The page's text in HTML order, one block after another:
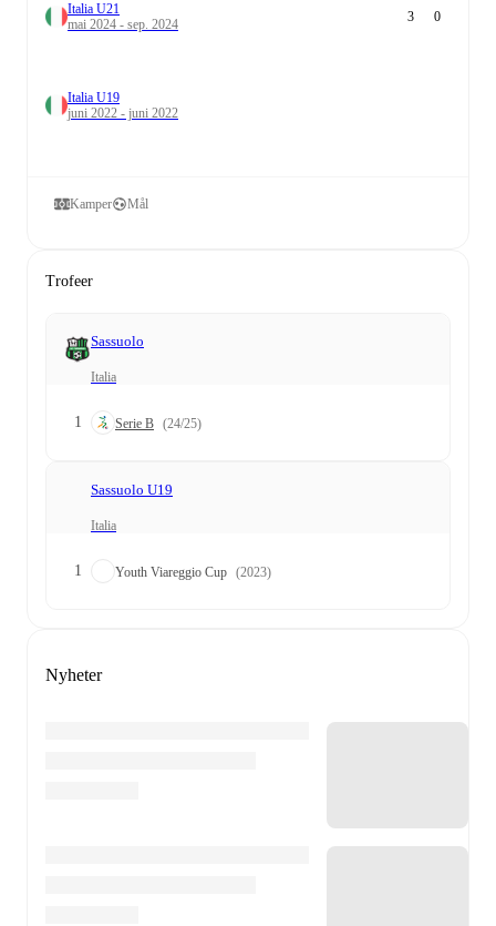
Italia U21
mai 2024 - sep. 2024
3 0
Italia U19
juni 2022 - juni 2022
Kamper Mål
Trofeer
Sassuolo
Italia
1 Serie B (24/25)
Sassuolo U19
Italia
1 Youth Viareggio Cup (2023)
Nyheter